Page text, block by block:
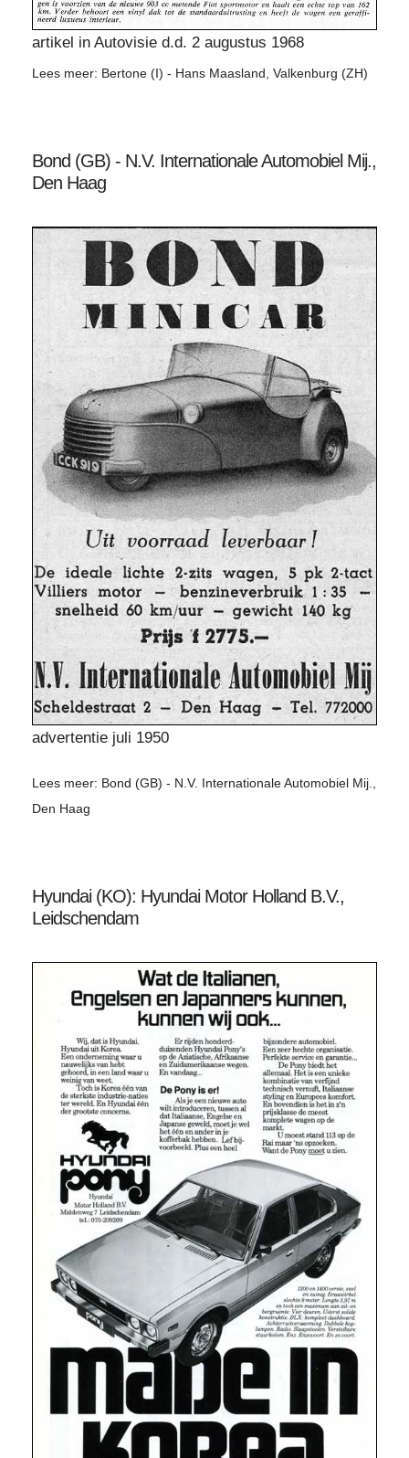
artikel in Autovisie d.d. 2 augustus 1968
Lees meer: Bertone (I) - Hans Maasland, Valkenburg (ZH)
Bond (GB) - N.V. Internationale Automobiel Mij.,
Den Haag
advertentie juli 1950
Lees meer: Bond (GB) - N.V. Internationale Automobiel Mij.,
Den Haag
Hyundai (KO): Hyundai Motor Holland B.V.,
Leidschendam